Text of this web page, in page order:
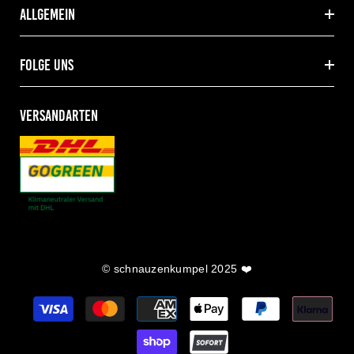
allgemein
folge uns
VERSANDARTEN
© schnauzenkumpel 2025 ❤️
Zahlungsarten